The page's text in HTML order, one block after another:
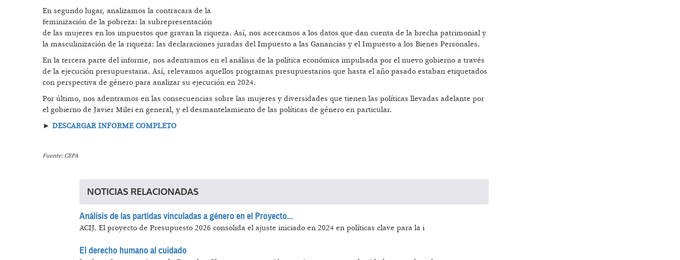
En segundo lugar, analizamos la contracara de la
feminización de la pobreza: la subrepresentación
de las mujeres en los impuestos que gravan la riqueza. Así, nos acercamos a los datos que dan cuenta de la brecha patrimonial y
la masculinización de la riqueza: las declaraciones juradas del Impuesto a las Ganancias y el Impuesto a los Bienes Personales.
En la tercera parte del informe, nos adentramos en el análisis de la política económica impulsada por el nuevo gobierno a través
de la ejecución presupuestaria. Así, relevamos aquellos programas presupuestarios que hasta el año pasado estaban etiquetados
con perspectiva de género para analizar su ejecución en 2024.
Por último, nos adentramos en las consecuencias sobre las mujeres y diversidades que tienen las políticas llevadas adelante por
el gobierno de Javier Milei en general, y el desmantelamiento de las políticas de género en particular.
► DESCARGAR INFORME COMPLETO
Fuente: CEPA
NOTICIAS RELACIONADAS
Análisis de las partidas vinculadas a género en el Proyecto...
ACIJ. El proyecto de Presupuesto 2026 consolida el ajuste iniciado en 2024 en políticas clave para la i
El derecho humano al cuidado